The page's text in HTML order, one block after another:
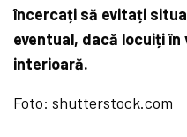
încercați să evitați
eventual, dacă locuiți
interioară.
Foto: shutterstock.com